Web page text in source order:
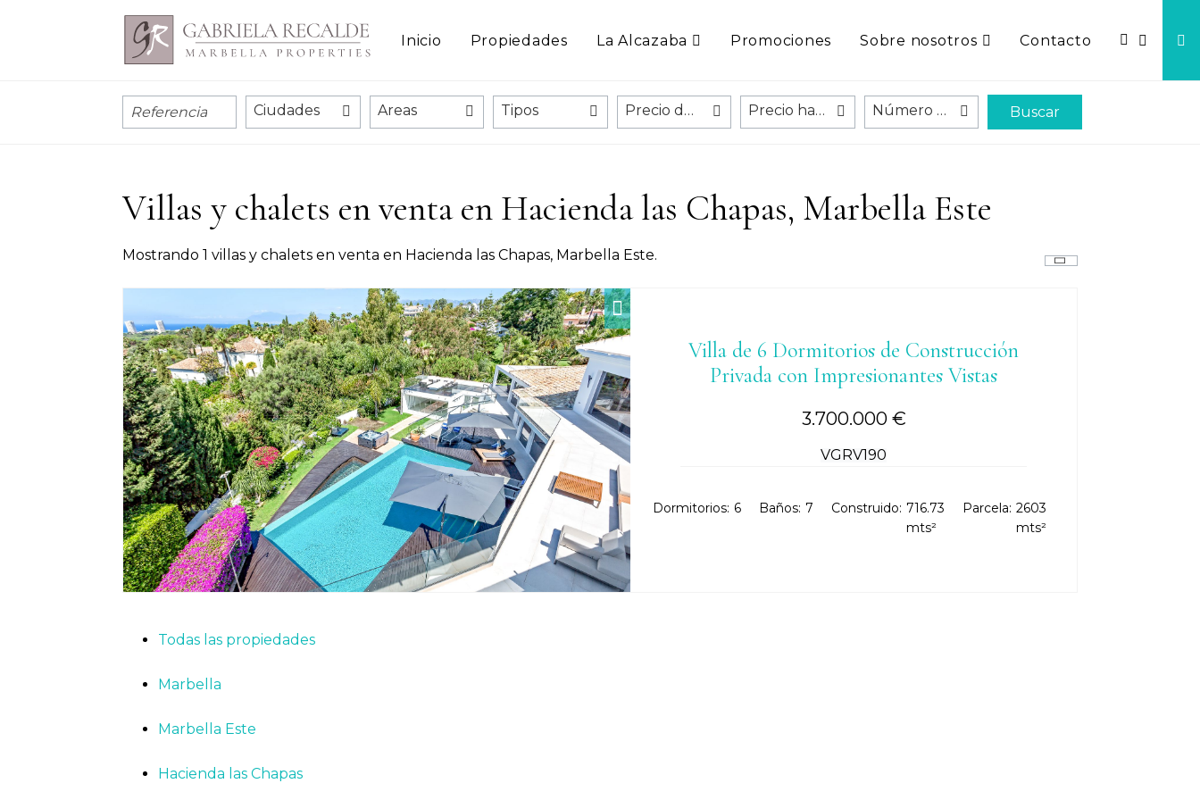
Inicio Propiedades La Alcazaba Promociones Sobre nosotros Contacto
Ciudades Areas Tipos Precio desde Precio hasta Número de dormitorios Buscar
Villas y chalets en venta en Hacienda las Chapas, Marbella Este
Mostrando 1 villas y chalets en venta en Hacienda las Chapas, Marbella Este.
3.700.000 €
VGRV190
Villa de 6 Dormitorios de Construcción
Privada con Impresionantes Vistas
Dormitorios: 6 Baños: 7 Construido: 716.73
mts²
Parcela: 2603
mts²
Todas las propiedades
Marbella
Marbella Este
Hacienda las Chapas